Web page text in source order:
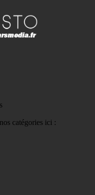
catégories ici :